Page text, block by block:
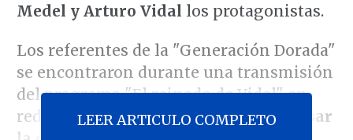
Medel y Arturo Vidal los protagonistas.
Los referentes de la "Generación Dorada"
se encontraron durante una transmisión
del programa "El reinado de Vidal" en
redes sociales y ahíMedel no dejó pasar
LEER ARTICULO COMPLETO